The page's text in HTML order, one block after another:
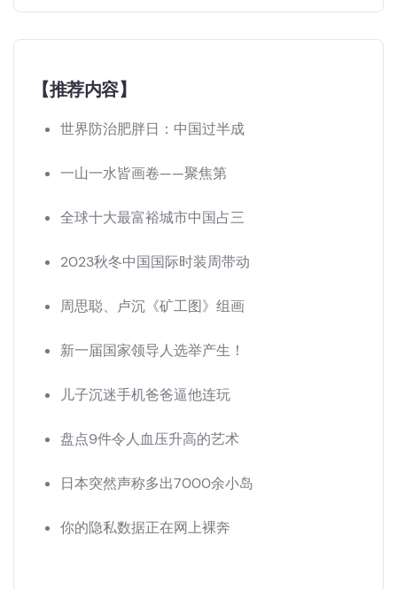
【推荐内容】
世界防治肥胖日：中国过半成
一山一水皆画卷——聚焦第
全球十大最富裕城市中国占三
2023秋冬中国国际时装周带动
周思聪、卢沉《矿工图》组画
新一届国家领导人选举产生！
儿子沉迷手机爸爸逼他连玩
盘点9件令人血压升高的艺术
日本突然声称多出7000余小岛
你的隐私数据正在网上裸奔